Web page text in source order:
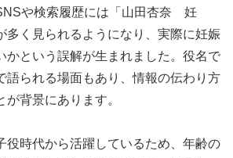
や検索履歴には「山田杏奈 妊
多く見られるようになり、実際に妊娠
かという誤解が生まれました。役名で
語られる場面もあり、情報の伝わり方
背景にあります。
役時代から活躍しているため、年齢の